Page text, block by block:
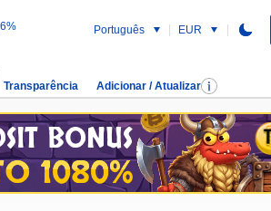
Português EUR
Transparência Adicionar / Atualizar